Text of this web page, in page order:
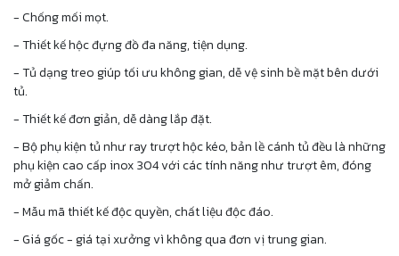
- Chống mối mọt.
- Thiết kế hộc đựng đồ đa năng, tiện dụng.
- Tủ dạng treo giúp tối ưu không gian, dễ vệ sinh bề mặt bên dưới
tủ.
- Thiết kế đơn giản, dễ dàng lắp đặt.
- Bộ phụ kiện tủ như ray trượt hộc kéo, bản lề cánh tủ đều là những
phụ kiện cao cấp inox 304 với các tính năng như trượt êm, đóng
mở giảm chấn.
- Mẫu mã thiết kế độc quyền, chất liệu độc đáo.
- Giá gốc - giá tại xưởng vì không qua đơn vị trung gian.